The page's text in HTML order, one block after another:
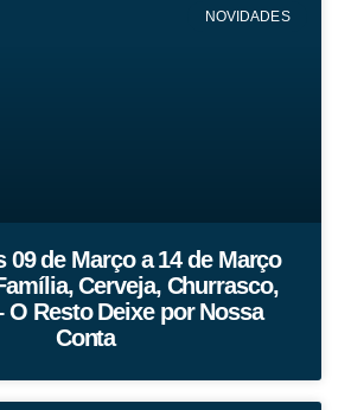
NOVIDADES
09 de Março a 14 de Março
Cerveja, Churrasco,
O Resto Deixe por Nossa
Conta